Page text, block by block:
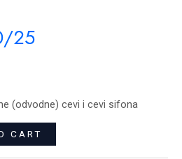
25
(odvodne) cevi i cevi sifona
CART